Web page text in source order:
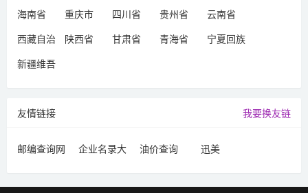
自治区
海南省 重庆市 四川省 贵州省
云南省
西藏自治
区
陕西省 甘肃省 青海省
宁夏回族
新疆维吾
友情链接 我要换友链
邮编查询网
企业名录大
油价查询 迅美